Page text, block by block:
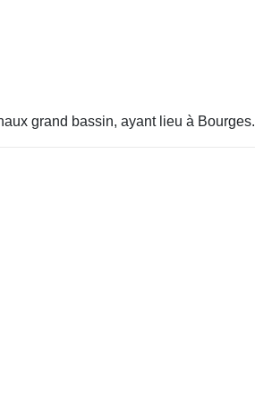
grand bassin, ayant lieu à Bourges.